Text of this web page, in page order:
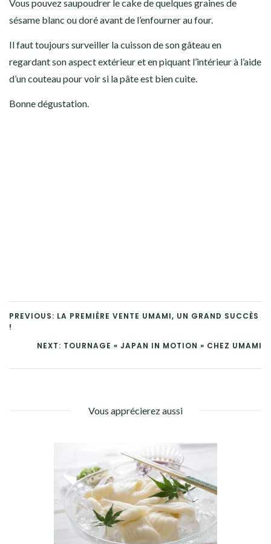
Vous pouvez saupoudrer le cake de quelques graines de
sésame blanc ou doré avant de l’enfourner au four.
Il faut toujours surveiller la cuisson de son gâteau en
regardant son aspect extérieur et en piquant l’intérieur à l’aide
d’un couteau pour voir si la pâte est bien cuite.
Bonne dégustation.
PREVIOUS: LA PREMIÈRE VENTE UMAMI, UN GRAND SUCCÈS
!
NEXT: TOURNAGE « JAPAN IN MOTION » CHEZ UMAMI
Vous apprécierez aussi